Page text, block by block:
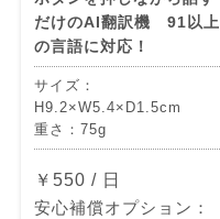
だけのAI翻訳機 91以上
の言語に対応！
サイズ：
H9.2×W5.4×D1.5cm
重さ：75g
￥550 / 日
安心補償オプション：